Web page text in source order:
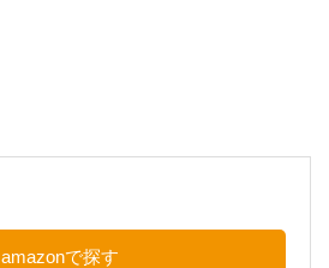
amazonで探す